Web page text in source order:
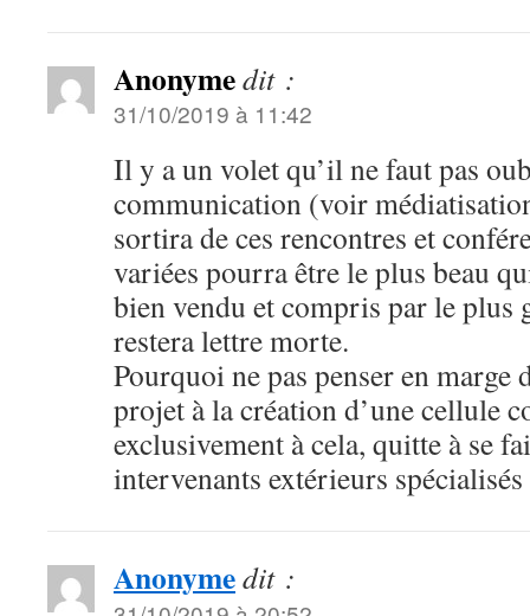
Anonymedit :
31/10/2019 à 11:42
Il y a un volet qu’il ne faut pas
communication (voir
sortira de ces rencontres et
variées pourra être le plus beau
bien vendu et compris par le plus
restera lettre morte.
Pourquoi ne pas penser en marge
projet à la création d’une cellule
exclusivement à cela, quitte à se
intervenants extérieurs
Anonymedit :